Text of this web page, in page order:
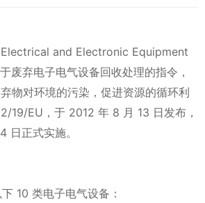
and Electronic Equipment
废弃电子电气设备回收处理的指令，
物对环境的污染，促进资源的循环利
19/EU，于 2012 年 8 月 13 日发布，
日正式实施。
10 类电子电气设备：